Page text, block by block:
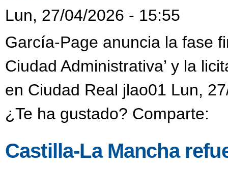
Lun, 27/04/2026 - 15:55
García-Page anuncia la fase
Ciudad Administrativa’ y la
en Ciudad Real jlao01 Lun,
¿Te ha gustado? Comparte:
Castilla-La Mancha